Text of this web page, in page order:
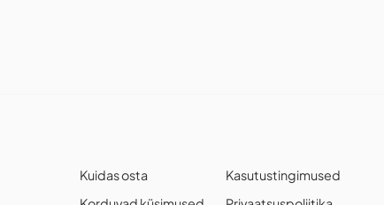
Kuidas osta
Kasutustingimused